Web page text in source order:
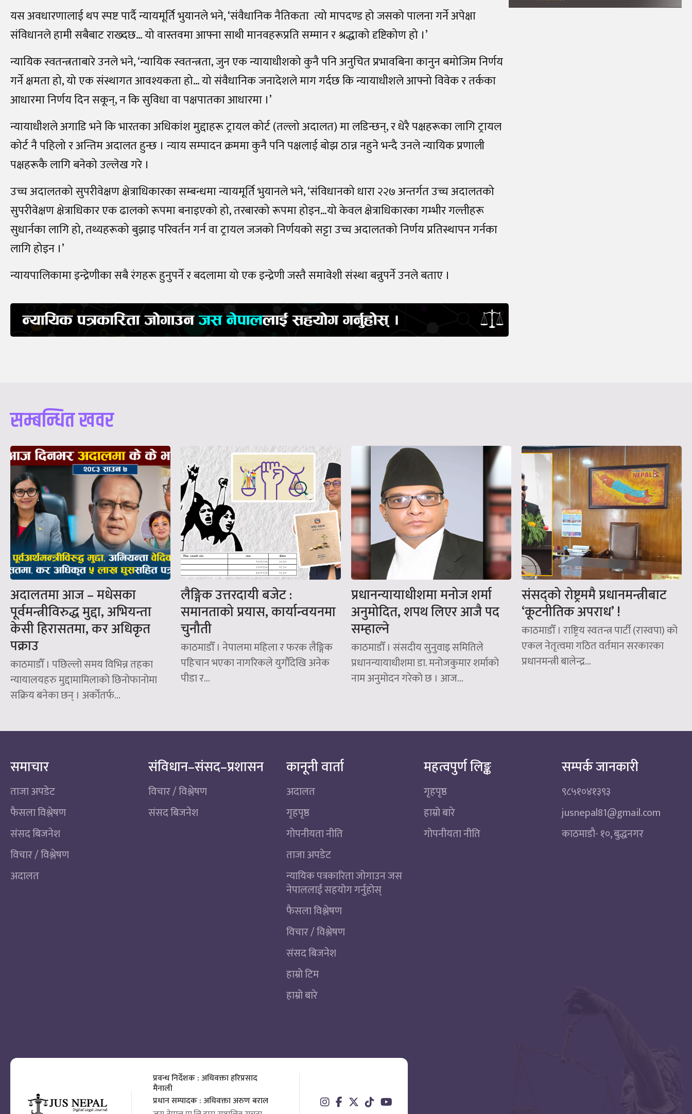
यस अवधारणालाई थप स्पष्ट पार्दै न्यायमूर्ति भुयानले भने, ‘संवैधानिक नैतिकता त्यो मापदण्ड हो जसको पालना गर्ने अपेक्षा
संविधानले हामी सबैबाट राख्दछ… यो वास्तवमा आफ्ना साथी मानवहरूप्रति सम्मान र श्रद्धाको दृष्टिकोण हो ।’
न्यायिक स्वतन्त्रताबारे उनले भने, ‘न्यायिक स्वतन्त्रता, जुन एक न्यायाधीशको कुनै पनि अनुचित प्रभावबिना कानुन बमोजिम निर्णय
गर्ने क्षमता हो, यो एक संस्थागत आवश्यकता हो… यो संवैधानिक जनादेशले माग गर्दछ कि न्यायाधीशले आफ्नो विवेक र तर्कका
आधारमा निर्णय दिन सकून्, न कि सुविधा वा पक्षपातका आधारमा ।’
न्यायाधीशले अगाडि भने कि भारतका अधिकांश मुद्दाहरू ट्रायल कोर्ट (तल्लो अदालत) मा लडिन्छन्, र धेरै पक्षहरूका लागि ट्रायल
कोर्ट नै पहिलो र अन्तिम अदालत हुन्छ । न्याय सम्पादन क्रममा कुनै पनि पक्षलाई बोझ ठान्न नहुने भन्दै उनले न्यायिक प्रणाली
पक्षहरूकै लागि बनेको उल्लेख गरे ।
उच्च अदालतको सुपरीवेक्षण क्षेत्राधिकारका सम्बन्धमा न्यायमूर्ति भुयानले भने, ‘संविधानको धारा २२७ अन्तर्गत उच्च अदालतको
सुपरीवेक्षण क्षेत्राधिकार एक ढालको रूपमा बनाइएको हो, तरबारको रूपमा होइन…यो केवल क्षेत्राधिकारका गम्भीर गल्तीहरू
सुधार्नका लागि हो, तथ्यहरूको बुझाइ परिवर्तन गर्न वा ट्रायल जजको निर्णयको सट्टा उच्च अदालतको निर्णय प्रतिस्थापन गर्नका
लागि होइन ।’
न्यायपालिकामा इन्द्रेणीका सबै रंगहरू हुनुपर्ने र बदलामा यो एक इन्द्रेणी जस्तै समावेशी संस्था बन्नुपर्ने उनले बताए ।
सम्बन्धित खवर
अदालतमा आज – मधेसका
पूर्वमन्त्रीविरुद्ध मुद्दा, अभियन्ता
केसी हिरासतमा, कर अधिकृत
पक्राउ
काठमाडौँ । पछिल्लो समय विभिन्न तहका
न्यायालयहरु मुद्दामामिलाको छिनोफानोमा
सक्रिय बनेका छन् । अर्कोतर्फ...
लैङ्गिक उत्तरदायी बजेट :
समानताको प्रयास, कार्यान्वयनमा
चुनौती
काठमाडौँ । नेपालमा महिला र फरक लैङ्गिक
पहिचान भएका नागरिकले युगौँदेखि अनेक
पीडा र...
प्रधानन्यायाधीशमा मनोज शर्मा
अनुमोदित, शपथ लिएर आजै पद
सम्हाल्ने
काठमाडौँ । संसदीय सुनुवाइ समितिले
प्रधानन्यायाधीशमा डा. मनोजकुमार शर्माको
नाम अनुमोदन गरेको छ । आज...
संसद्‌को रोष्ट्रममै प्रधानमन्त्रीबाट
‘कूटनीतिक अपराध’ !
काठमाडौँ । राष्ट्रिय स्वतन्त्र पार्टी (रास्वपा) को
एकल नेतृत्वमा गठित वर्तमान सरकारका
प्रधानमन्त्री बालेन्द्र...
समाचार
ताजा अपडेट
फैसला विश्लेषण
संसद बिजनेश
विचार / विश्लेषण
अदालत
संविधान–संसद–प्रशासन
विचार / विश्लेषण
संसद बिजनेश
कानूनी वार्ता
अदालत
गृहपृष्ठ
गोपनीयता नीति
ताजा अपडेट
न्यायिक पत्रकारिता जोगाउन जस
नेपाललाई सहयोग गर्नुहोस्
फैसला विश्लेषण
विचार / विश्लेषण
संसद बिजनेश
हाम्रो टिम
हाम्रो बारे
महत्वपुर्ण लिङ्क
गृहपृष्ठ
हाम्रो बारे
गोपनीयता नीति
सम्पर्क जानकारी
९८५१०४१३९३
jusnepal81@gmail.com
काठमाडाै‌- १०, बुद्धनगर
प्रवन्ध निर्देशक : अधिवक्ता हरिप्रसाद
मैनाली
प्रधान सम्पादक : अधिवक्ता अरुण बराल